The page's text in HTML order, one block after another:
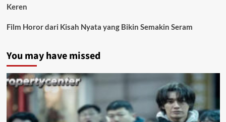
Keren
Film Horor dari Kisah Nyata yang Bikin Semakin Seram
You may have missed